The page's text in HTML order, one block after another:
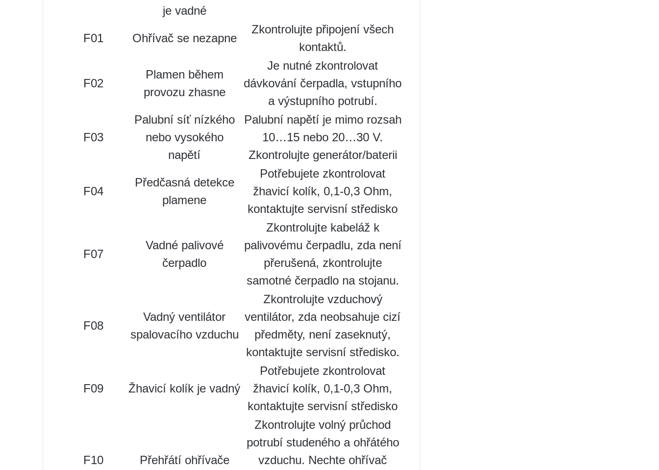
je vadné
F01 Ohřívač se nezapne
Zkontrolujte připojení všech
kontaktů.
F02
Plamen během
provozu zhasne
Je nutné zkontrolovat
dávkování čerpadla, vstupního
a výstupního potrubí.
F03
Palubní síť nízkého
nebo vysokého
napětí
Palubní napětí je mimo rozsah
10…15 nebo 20…30 V.
Zkontrolujte generátor/baterii
F04
Předčasná detekce
plamene
Potřebujete zkontrolovat
žhavicí kolík, 0,1-0,3 Ohm,
kontaktujte servisní středisko
F07
Vadné palivové
čerpadlo
Zkontrolujte kabeláž k
palivovému čerpadlu, zda není
přerušená, zkontrolujte
samotné čerpadlo na stojanu.
F08
Vadný ventilátor
spalovacího vzduchu
Zkontrolujte vzduchový
ventilátor, zda neobsahuje cizí
předměty, není zaseknutý,
kontaktujte servisní středisko.
F09 Žhavicí kolík je vadný
Potřebujete zkontrolovat
žhavicí kolík, 0,1-0,3 Ohm,
kontaktujte servisní středisko
F10 Přehřátí ohřívače
Zkontrolujte volný průchod
potrubí studeného a ohřátého
vzduchu. Nechte ohřívač